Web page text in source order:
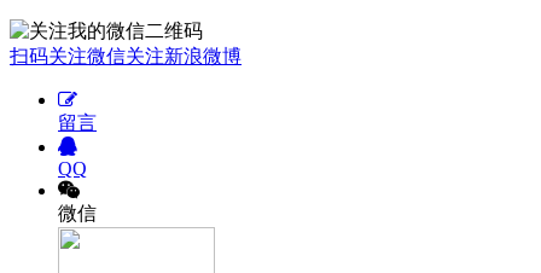
扫码关注微信关注新浪微博
留言
QQ
微信